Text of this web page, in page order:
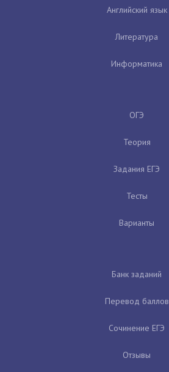
Английский язык
Литература
Информатика
ОГЭ
Теория
Задания ЕГЭ
Тесты
Варианты
Банк заданий
Перевод баллов
Сочинение ЕГЭ
Отзывы